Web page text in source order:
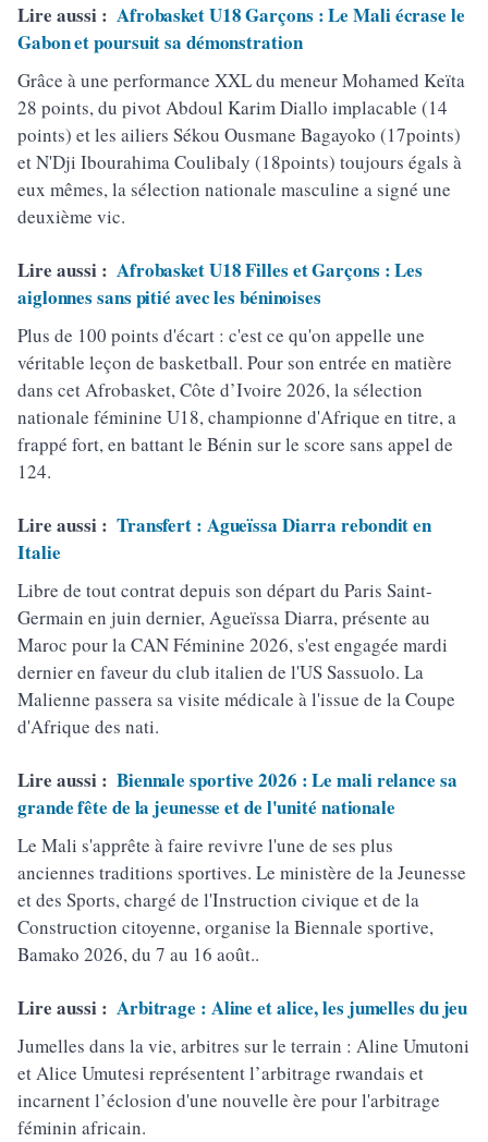
Lire aussi : Afrobasket U18 Garçons : Le Mali écrase le
Gabon et poursuit sa démonstration
Grâce à une performance XXL du meneur Mohamed Keïta
28 points, du pivot Abdoul Karim Diallo implacable (14
points) et les ailiers Sékou Ousmane Bagayoko (17points)
et N'Dji Ibourahima Coulibaly (18points) toujours égals à
eux mêmes, la sélection nationale masculine a signé une
deuxième vic.
Lire aussi : Afrobasket U18 Filles et Garçons : Les
aiglonnes sans pitié avec les béninoises
Plus de 100 points d'écart : c'est ce qu'on appelle une
véritable leçon de basketball. Pour son entrée en matière
dans cet Afrobasket, Côte d’Ivoire 2026, la sélection
nationale féminine U18, championne d'Afrique en titre, a
frappé fort, en battant le Bénin sur le score sans appel de
124.
Lire aussi : Transfert : Agueïssa Diarra rebondit en
Italie
Libre de tout contrat depuis son départ du Paris Saint-
Germain en juin dernier, Agueïssa Diarra, présente au
Maroc pour la CAN Féminine 2026, s'est engagée mardi
dernier en faveur du club italien de l'US Sassuolo. La
Malienne passera sa visite médicale à l'issue de la Coupe
d'Afrique des nati.
Lire aussi : Biennale sportive 2026 : Le mali relance sa
grande fête de la jeunesse et de l'unité nationale
Le Mali s'apprête à faire revivre l'une de ses plus
anciennes traditions sportives. Le ministère de la Jeunesse
et des Sports, chargé de l'Instruction civique et de la
Construction citoyenne, organise la Biennale sportive,
Bamako 2026, du 7 au 16 août..
Lire aussi : Arbitrage : Aline et alice, les jumelles du jeu
Jumelles dans la vie, arbitres sur le terrain : Aline Umutoni
et Alice Umutesi représentent l’arbitrage rwandais et
incarnent l’éclosion d'une nouvelle ère pour l'arbitrage
féminin africain.